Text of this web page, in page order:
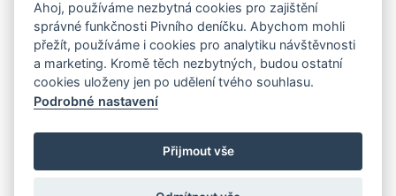
Máme rádi
Pivní.info
Poznámka pod čarou
Pivní deníček je nezávislý zdroj, který není spjat s žádným
konkrétním pivovarem ani restaurací. Názory uživatelů nemusí nutně
Ahoj, používáme nezbytná cookies pro zajištění
správné funkčnosti Pivního deníčku. Abychom mohli
přežít, používáme i cookies pro analytiku návštěvnosti
a marketing. Kromě těch nezbytných, budou ostatní
cookies uloženy jen po udělení tvého souhlasu.
Podrobné nastavení
Přijmout vše